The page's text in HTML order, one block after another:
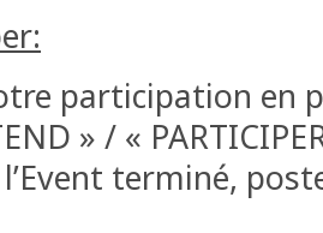
participation en
» / «
terminé,